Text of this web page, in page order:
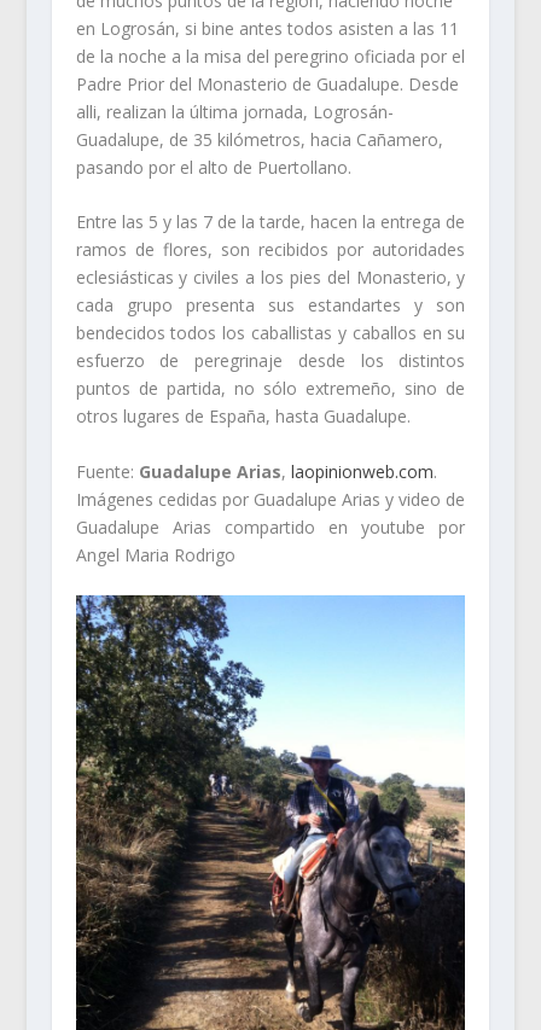
en Logrosán, si bine antes todos asisten a las 11
de la noche a la misa del peregrino oficiada por el
Padre Prior del Monasterio de Guadalupe. Desde
alli, realizan la última jornada, Logrosán-
Guadalupe, de 35 kilómetros, hacia Cañamero,
pasando por el alto de Puertollano.
Entre las 5 y las 7 de la tarde, hacen la entrega de
ramos de flores, son recibidos por autoridades
eclesiásticas y civiles a los pies del Monasterio, y
cada grupo presenta sus estandartes y son
bendecidos todos los caballistas y caballos en su
esfuerzo de peregrinaje desde los distintos
puntos de partida, no sólo extremeño, sino de
otros lugares de España, hasta Guadalupe.
Fuente: Guadalupe Arias, laopinionweb.com.
Imágenes cedidas por Guadalupe Arias y video de
Guadalupe Arias compartido en youtube por
Angel Maria Rodrigo